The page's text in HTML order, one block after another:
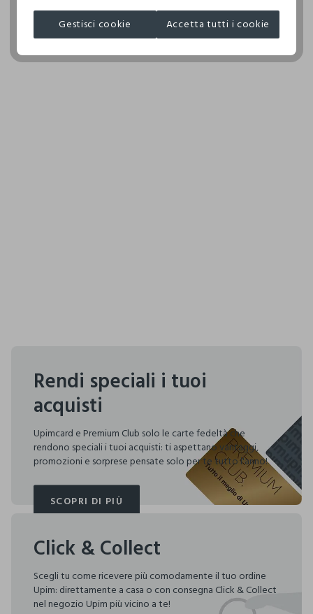
ASCIUGATURA A TAMBURO AMMESSA TEMPERATURA
TEMPERATURA MASSIMA DELLA PIASTRA DEL FERRO
I nostri fornitori
NATURAL DENIMS LTD
MADE IN BANGLADESH
Rendi speciali i tuoi
acquisti
Upimcard e Premium Club solo le carte fedeltà che
rendono speciali i tuoi acquisti: ti aspettano vantaggi,
promozioni e sorprese pensate solo per te tutto l'anno!
SCOPRI DI PIÙ
SCOPRI DI PIÙ
Click & Collect
Scegli tu come ricevere più comodamente il tuo ordine
Upim: direttamente a casa o con consegna Click & Collect
nel negozio Upim più vicino a te!
Gestisci cookie Accetta tutti i cookie